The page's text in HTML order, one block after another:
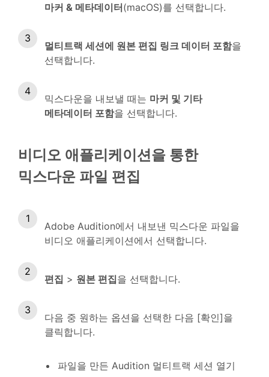
마커 & 메타데이터(macOS)를 선택합니다.
멀티트랙 세션에 원본 편집 링크 데이터 포함을
선택합니다.
믹스다운을 내보낼 때는 마커 및 기타
메타데이터 포함을 선택합니다.
비디오 애플리케이션을 통한
믹스다운 파일 편집
Adobe Audition에서 내보낸 믹스다운 파일을
비디오 애플리케이션에서 선택합니다.
편집 > 원본 편집을 선택합니다.
다음 중 원하는 옵션을 선택한 다음 [확인]을
클릭합니다.
파일을 만든 Audition 멀티트랙 세션 열기